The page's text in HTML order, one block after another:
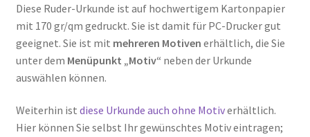
Diese Ruder-Urkunde ist auf hochwertigem Kartonpapier
mit 170 gr/qm gedruckt. Sie ist damit für PC-Drucker gut
geeignet. Sie ist mit mehreren Motiven erhältlich, die Sie
unter dem Menüpunkt „Motiv“ neben der Urkunde
auswählen können.
Weiterhin ist diese Urkunde auch ohne Motiverhältlich.
Hier können Sie selbst Ihr gewünschtes Motiv eintragen;